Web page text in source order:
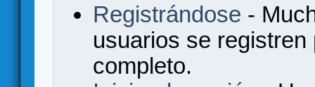
Registrándose -
usuarios se
completo.